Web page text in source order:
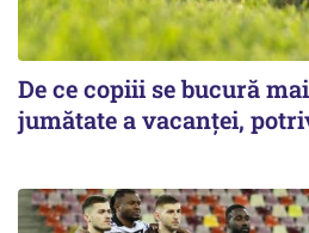
De ce copiii se bucură
jumătate a vacanței,